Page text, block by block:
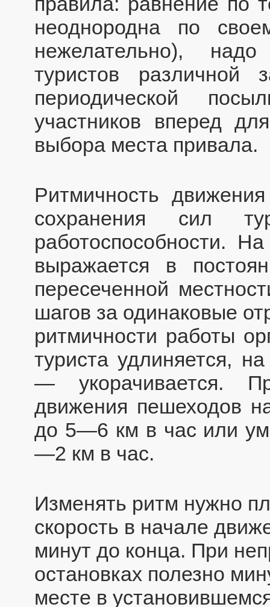
неоднородна по
нежелательно),
туристов различной
периодической
участников вперед
выбора места привала.
Ритмичность
сохранения сил
работоспособности.
выражается в
пересеченной
шагов за одинаковые
ритмичности работы
туриста удлиняется,
— укорачивается.
движения пешеходов
до 5—6 км в час или
—2 км в час.
Изменять ритм нужно
скорость в начале
минут до конца. При
остановках полезно
месте в